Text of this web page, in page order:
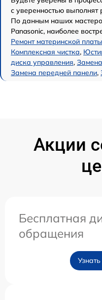
с уверенностью выполнят
По данным наших
Panasonic, наиболее
Ремонт материнской платы
Комплексная чистка,
диска управления,
Замена передней панели,
Акции
Бесплатная
обращения